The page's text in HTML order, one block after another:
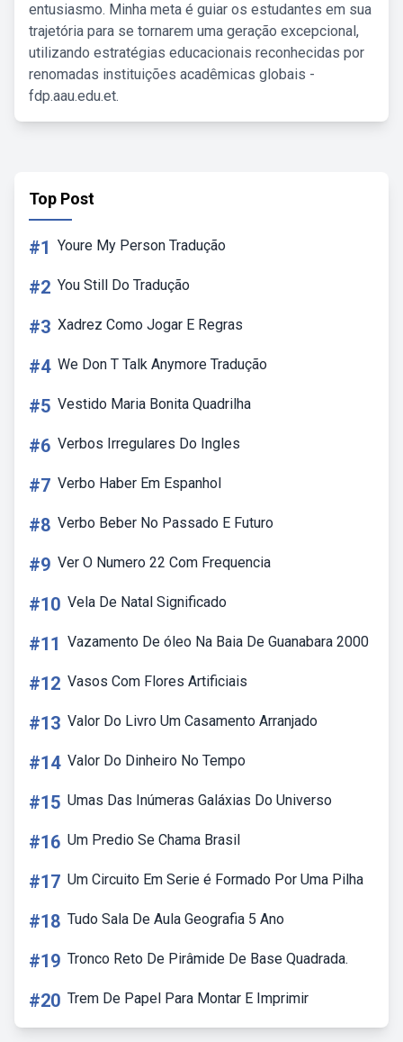
entusiasmo. Minha meta é guiar os estudantes em sua
trajetória para se tornarem uma geração excepcional,
utilizando estratégias educacionais reconhecidas por
renomadas instituições acadêmicas globais -
fdp.aau.edu.et.
Top Post
#1 Youre My Person Tradução
#2 You Still Do Tradução
#3 Xadrez Como Jogar E Regras
#4 We Don T Talk Anymore Tradução
#5 Vestido Maria Bonita Quadrilha
#6 Verbos Irregulares Do Ingles
#7 Verbo Haber Em Espanhol
#8 Verbo Beber No Passado E Futuro
#9 Ver O Numero 22 Com Frequencia
#10 Vela De Natal Significado
#11 Vazamento De óleo Na Baia De Guanabara 2000
#12 Vasos Com Flores Artificiais
#13 Valor Do Livro Um Casamento Arranjado
#14 Valor Do Dinheiro No Tempo
#15 Umas Das Inúmeras Galáxias Do Universo
#16 Um Predio Se Chama Brasil
#17 Um Circuito Em Serie é Formado Por Uma Pilha
#18 Tudo Sala De Aula Geografia 5 Ano
#19 Tronco Reto De Pirâmide De Base Quadrada.
#20 Trem De Papel Para Montar E Imprimir